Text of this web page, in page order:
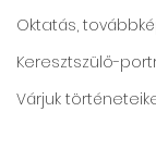
Oktatás,
Keresztszülő-
Várjuk